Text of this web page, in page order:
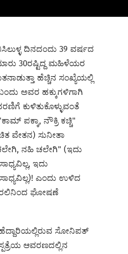
ದಿನದಂದು 39 ವರ್ಷದ
30ರಷ್ಟಿದ್ದ ಮಹಿಳೆಯರ
ಹೆಚ್ಚಿನ ಸಂಖ್ಯೆಯಲ್ಲಿ
ಅವರ ಹಕ್ಕುಗಳಿಗಾಗಿ
ಕುಳಿತುಕೊಳ್ಳುವಂತೆ
ಪಕ್ಕಾ, ನೌಕ್ರಿ ಕಚ್ಚಿ"
ವೇತನ) ಸುನೀತಾ
ನಹಿ ಚಲೇಗಿ" (ಇದು
ಇದು
ಎಂದು ಉಳಿದ
ಘೋಷಣೆ
ಸೋನಿಪತ್‌
ಆವರಣದಲ್ಲಿನ